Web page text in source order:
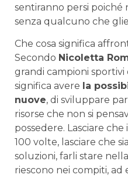
sentiranno persi poiché
senza qualcuno che
Che cosa significa
Secondo Nicoletta
grandi campioni sportivi
significa avere la
nuove, di sviluppare
risorse che non si
possedere. Lasciare
100 volte, lasciare che
soluzioni, farli stare
riescono nei compiti, ad